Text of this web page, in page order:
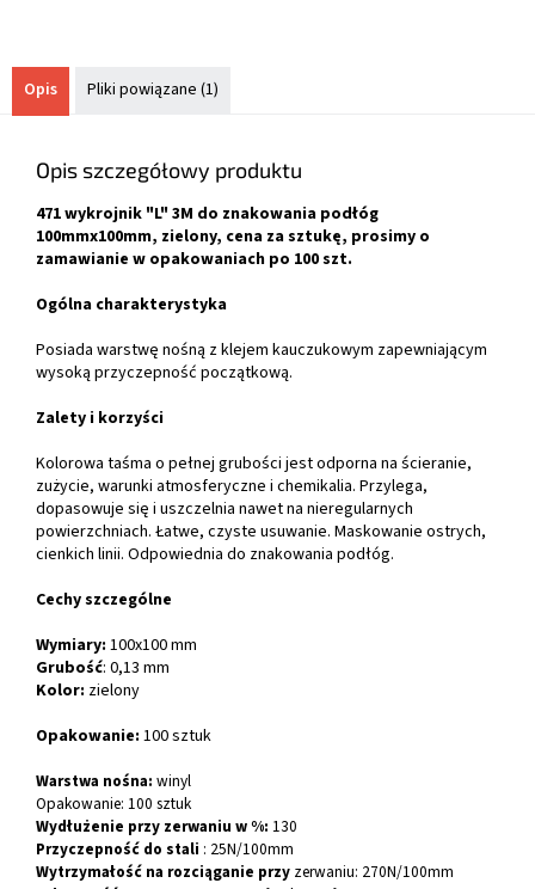
Opis Pliki powiązane (1)
Opis szczegółowy produktu
471 wykrojnik "L" 3M do znakowania podłóg
100mmx100mm, zielony, cena za sztukę, prosimy o
zamawianie w opakowaniach po 100 szt.
Ogólna charakterystyka
Posiada warstwę nośną z klejem kauczukowym zapewniającym
wysoką przyczepność początkową.
Zalety i korzyści
Kolorowa taśma o pełnej grubości jest odporna na ścieranie,
zużycie, warunki atmosferyczne i chemikalia. Przylega,
dopasowuje się i uszczelnia nawet na nieregularnych
powierzchniach. Łatwe, czyste usuwanie. Maskowanie ostrych,
cienkich linii. Odpowiednia do znakowania podłóg.
Cechy szczególne
Wymiary: 100x100mm
Grubość: 0,13 mm
Kolor: zielony
Opakowanie: 100 sztuk
Warstwa nośna: winyl
Opakowanie: 100 sztuk
Wydłużenie przy zerwaniu w %: 130
Przyczepność do stali : 25N/100mm
Wytrzymałość na rozciąganie przy zerwaniu: 270N/100mm